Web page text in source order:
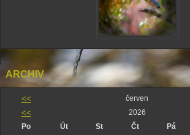
ARCHIV
<< červen
<< 2026
Po
Út St Čt Pá